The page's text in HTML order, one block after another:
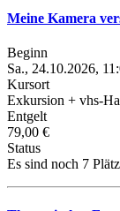
Meine Kamera
Beginn
Sa., 24.10.2026,
Kursort
Exkursion + vhs-
Entgelt
79,00 €
Status
Es sind noch 7